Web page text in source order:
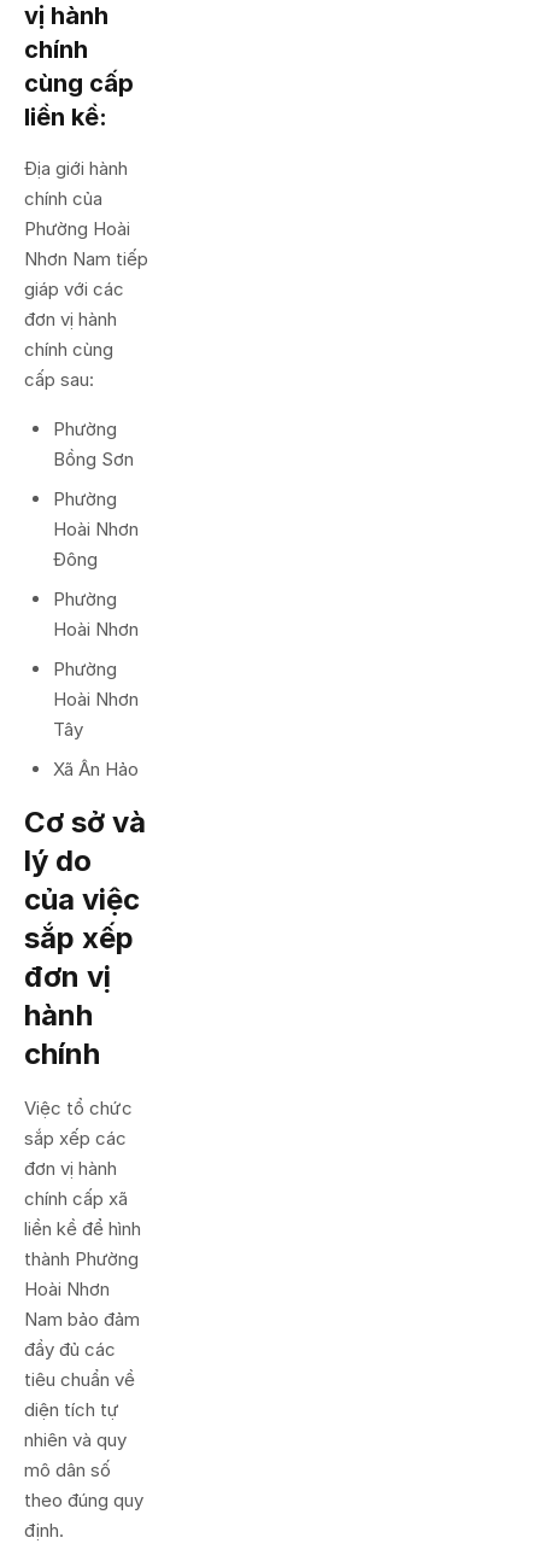
vị hành
chính
cùng cấp
liền kề:
Địa giới hành
chính của
Phường Hoài
Nhơn Nam tiếp
giáp với các
đơn vị hành
chính cùng
cấp sau:
Phường
Bồng Sơn
Phường
Hoài Nhơn
Đông
Phường
Hoài Nhơn
Phường
Hoài Nhơn
Tây
Xã Ân Hảo
Cơ sở và
lý do
của việc
sắp xếp
đơn vị
hành
chính
Việc tổ chức
sắp xếp các
đơn vị hành
chính cấp xã
liền kề để hình
thành Phường
Hoài Nhơn
Nam bảo đảm
đầy đủ các
tiêu chuẩn về
diện tích tự
nhiên và quy
mô dân số
theo đúng quy
định.